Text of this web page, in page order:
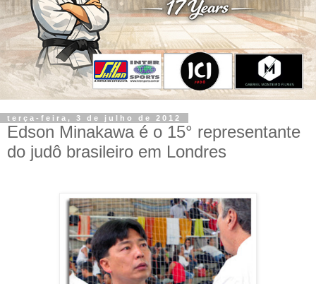
terça-feira, 3 de julho de 2012
Edson Minakawa é o 15° representante
do judô brasileiro em Londres